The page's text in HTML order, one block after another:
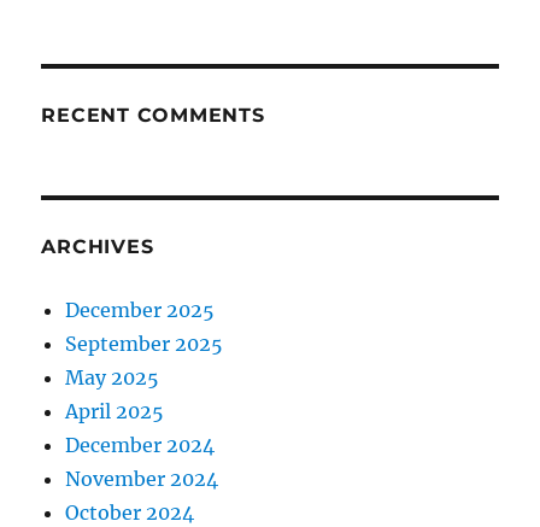
RECENT COMMENTS
ARCHIVES
December 2025
September 2025
May 2025
April 2025
December 2024
November 2024
October 2024